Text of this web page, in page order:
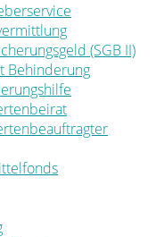
(SGB II)
Behinderung